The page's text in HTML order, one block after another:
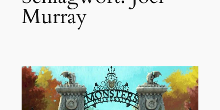
Murray